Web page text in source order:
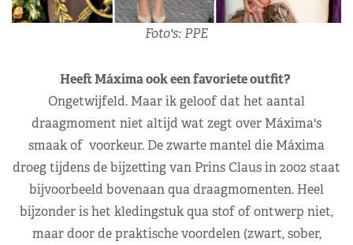
Foto's: PPE
Heeft Máxima ook een favoriete outfit?
Ongetwijfeld. Maar ik geloof dat het aantal
draagmoment niet altijd wat zegt over Máxima's
smaak of voorkeur. De zwarte mantel die Máxima
droeg tijdens de bijzetting van Prins Claus in 2002 staat
bijvoorbeeld bovenaan qua draagmomenten. Heel
bijzonder is het kledingstuk qua stof of ontwerp niet,
maar door de praktische voordelen (zwart, sober,